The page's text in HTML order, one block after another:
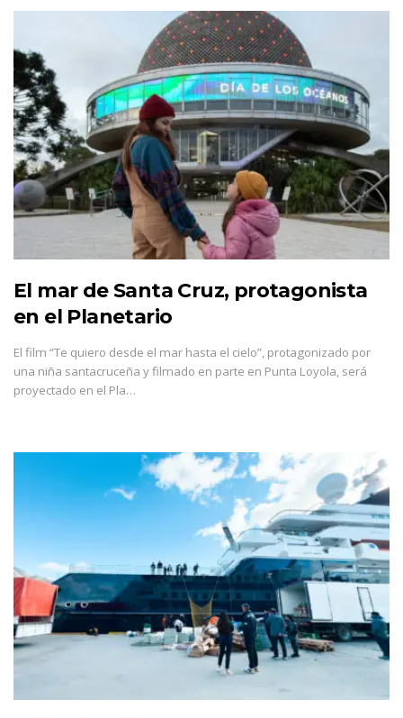
El mar de Santa Cruz, protagonista
en el Planetario
El film “Te quiero desde el mar hasta el cielo”, protagonizado por
una niña santacruceña y filmado en parte en Punta Loyola, será
proyectado en el Pla…